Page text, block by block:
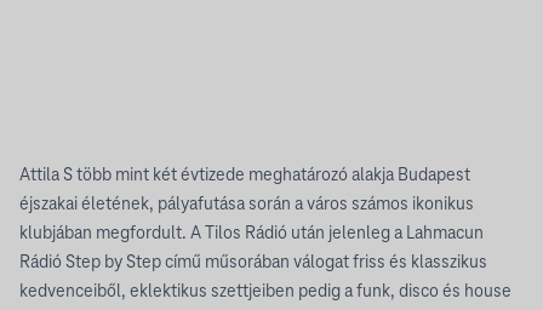
Attila S több mint két évtizede meghatározó alakja Budapest
éjszakai életének, pályafutása során a város számos ikonikus
klubjában megfordult. A Tilos Rádió után jelenleg a Lahmacun
Rádió Step by Step című műsorában válogat friss és klasszikus
kedvenceiből, eklektikus szettjeiben pedig a funk, disco és house